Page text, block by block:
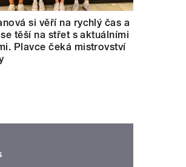
si věří na rychlý čas a
těší na střet s aktuálními
Plavce čeká mistrovství